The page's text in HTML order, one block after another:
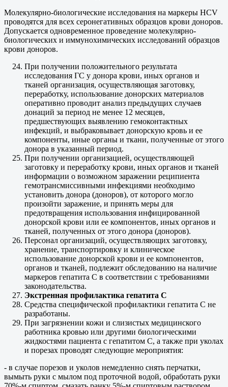
Молекулярно-биологические исследования на маркеры HCV
проводятся для всех серонегативных образцов крови доноров.
Допускается одновременное проведение молекулярно-
биологических и иммунохимических исследований образцов
крови доноров.
При получении положительного результата
исследования ГC у донора крови, иных органов и
тканей организация, осуществляющая заготовку,
переработку, использование донорских материалов
оперативно проводит анализ предыдущих случаев
донаций за период не менее 12 месяцев,
предшествующих выявлению гемоконтактных
инфекций, и выбраковывает донорскую кровь и ее
компоненты, иные органы и ткани, полученные от этого
донора в указанный период.
При получении организацией, осуществляющей
заготовку и переработку крови, иных органов и тканей
информации о возможном заражении реципиента
гемотрансмиссивными инфекциями необходимо
установить донора (доноров), от которого могло
произойти заражение, и принять меры для
предотвращения использования инфицированной
донорской крови или ее компонентов, иных органов и
тканей, полученных от этого донора (доноров).
Персонал организаций, осуществляющих заготовку,
хранение, транспортировку и клиническое
использование донорской крови и ее компонентов,
органов и тканей, подлежит обследованию на наличие
маркеров гепатита С в соответствии с требованиями
законодательства.
Экстренная профилактика гепатита С
Средства специфической профилактики гепатита С не
разработаны.
При загрязнении кожи и слизистых медицинского
работника кровью или другими биологическими
жидкостями пациента с гепатитом С, а также при уколах
и порезах проводят следующие мероприятия:
- в случае порезов и уколов немедленно снять перчатки,
вымыть руки с мылом под проточной водой, обработать руки